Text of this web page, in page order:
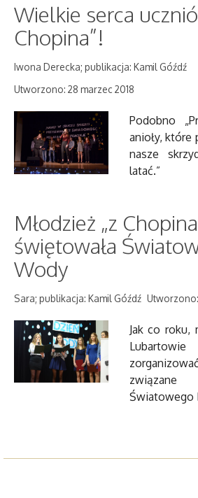
Wielkie serca
Chopina”!
Iwona Derecka; publikacja: Kamil Góźdź
Utworzono: 28 marzec 2018
Podobno
anioły, które
nasze
latać.”
Młodzież „z
świętowała
Wody
Sara; publikacja: Kamil Góźdź
Jak co roku,
Światowego